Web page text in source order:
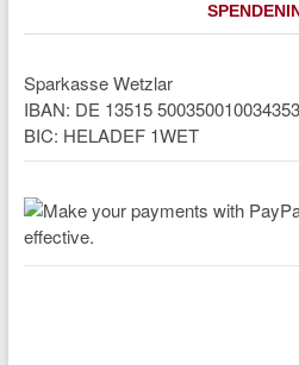
Sparkasse Wetzlar
IBAN: DE 13515 500350010034353
BIC: HELADEF 1WET